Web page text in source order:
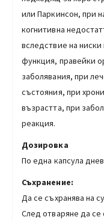
или Паркинсон, при
когнитивна
вследствие на ниски
функция, правейки
заболявания, при
състояния, при
възрастта, при
реакция.
Дозировка
По една капсула
Съхранение:
Да се съхранява на
След отваряне да се